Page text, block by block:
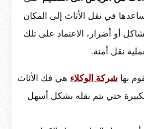
في نقل الأثاث إلى المكان
أو أضرار، الاعتماد على تلك
نقل أمنة.
بها شركة الوكلاء هي فك الأثاث
حتي يتم نقله بشكل أسهل